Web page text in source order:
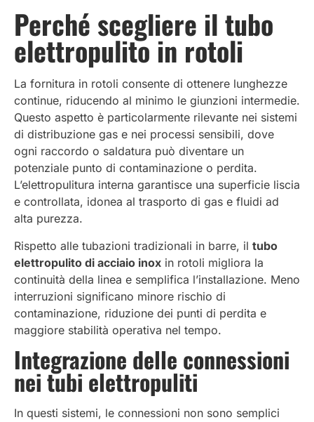
Perché scegliere iltubo
elettropulito in rotoli
La fornitura in rotoli consente di ottenere lunghezze
continue, riducendo al minimo le giunzioni intermedie.
Questo aspetto è particolarmente rilevante nei sistemi
di distribuzione gas e nei processi sensibili, dove
ogni raccordo o saldatura può diventare un
potenziale punto di contaminazione o perdita.
L’elettropulitura interna garantisce una superficie liscia
e controllata, idonea al trasporto di gas e fluidi ad
alta purezza.
Rispetto alle tubazioni tradizionali in barre, il tubo
elettropulito di acciaio inox in rotoli migliora la
continuità della linea e semplifica l’installazione. Meno
interruzioni significano minore rischio di
contaminazione, riduzione dei punti di perdita e
maggiore stabilità operativa nel tempo.
Integrazione delle connessioni
neitubi elettropuliti
In questi sistemi, le connessioni non sono semplici